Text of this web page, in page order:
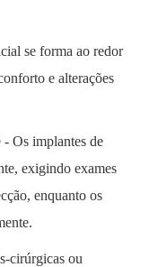
se forma ao redor
e alterações
Os implantes de
exigindo exames
enquanto os
cirúrgicas ou